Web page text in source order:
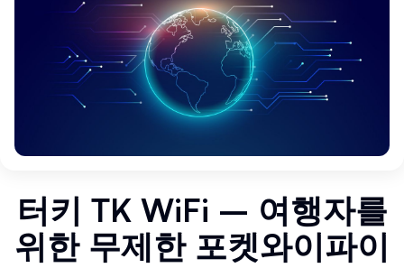
터키 TK WiFi – 여행자를
위한 무제한 포켓와이파이